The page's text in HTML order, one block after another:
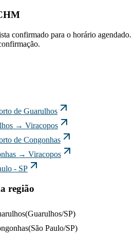
confirmado para o horário agendado.
de Guarulhos
→ Viracopos
de Congonhas
→ Viracopos
- SP
região
(Guarulhos/SP)
(São Paulo/SP)